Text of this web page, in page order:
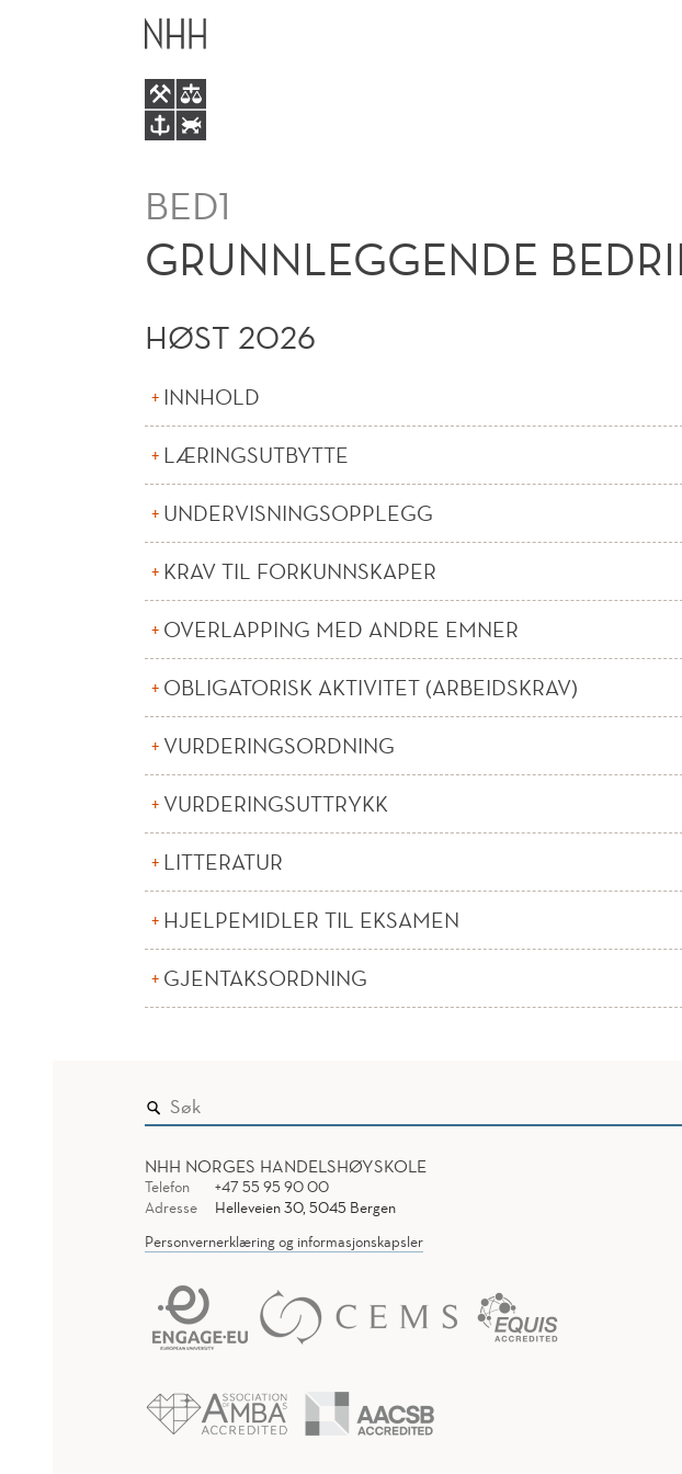
GRUNNLEGGENDE
BEDRIFTSØKONOMI
BED1
GRUNNLEGGENDE
HØST 2026
INNHOLD
LÆRINGSUTBYTTE
UNDERVISNINGSOPPLEGG
KRAV TIL FORKUNNSKAPER
OVERLAPPING MED ANDRE EMNER
OBLIGATORISK AKTIVITET (ARBEIDSKRAV)
VURDERINGSORDNING
VURDERINGSUTTRYKK
LITTERATUR
HJELPEMIDLER TIL EKSAMEN
GJENTAKSORDNING
NHH NORGES HANDELSHØYSKOLE
Telefon
+47 55 95 90 00
Adresse
Helleveien 30, 5045 Bergen
Personvernerklæring og informasjonskapsler